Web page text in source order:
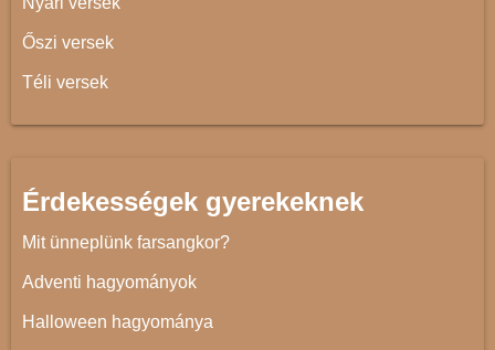
Őszi versek
Téli versek
Érdekességek gyerekeknek
Mit ünneplünk farsangkor?
Adventi hagyományok
Halloween hagyománya